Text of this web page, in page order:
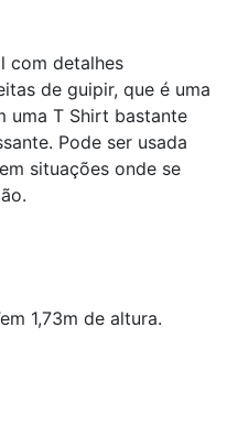
com detalhes
de guipir, que é uma
uma T Shirt bastante
Pode ser usada
situações onde se
1,73m de altura.